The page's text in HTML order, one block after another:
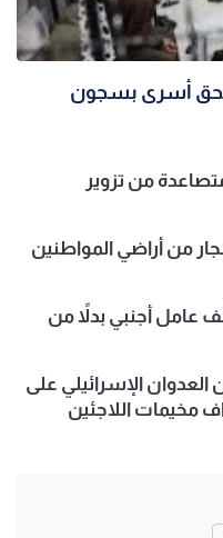
إداري بحق أسرى بسجون
من تزوير
إزالة أشجار من أراضي المواطنين
يوافق على إدخال 50 ألف عامل أجنبي بدلاً من
الإسرائيلي على
مخيمات اللاجئين